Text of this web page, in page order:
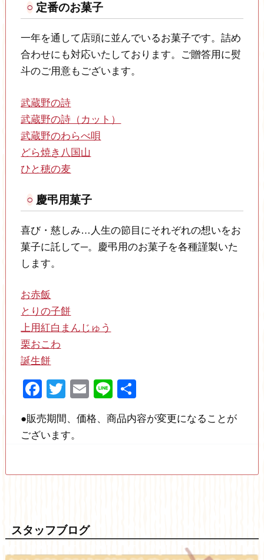
定番のお菓子
一年を通して店頭に並んでいるお菓子です。詰め
合わせにも対応いたしております。ご贈答用に熨
斗のご用意もございます。
武蔵野の詩
武蔵野の詩（カット）
武蔵野のわらべ唄
どら焼き八国山
ひと穂の麦
慶弔用菓子
喜び・慈しみ…人生の節目にそれぞれの想いをお
菓子に託して─。慶弔用のお菓子を各種謹製いた
します。
お赤飯
とりの子餅
上用紅白まんじゅう
栗おこわ
誕生餅
Facebook
Twitter
Email
Line
有
●販売期間、価格、商品内容が変更になることが
ございます。
スタッフブログ